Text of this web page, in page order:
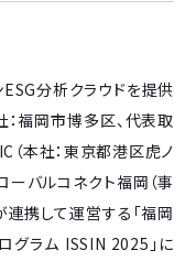
ESG分析クラウドを提供
：福岡市博多区、代表取
（本社：東京都港区虎ノ
ーバルコネクト福岡（事
連携して運営する「福岡
グラム ISSIN 2025」に